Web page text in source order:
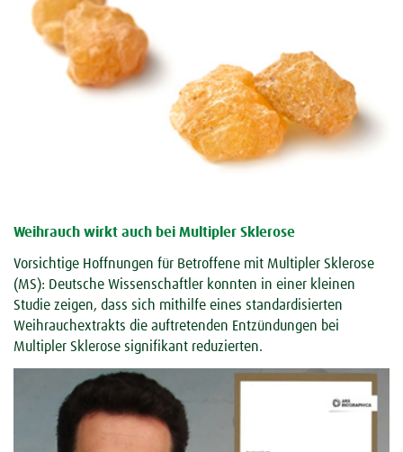
Weihrauch wirkt auch bei Multipler Sklerose
Vorsichtige Hoffnungen für Betroffene mit Multipler Sklerose
(MS): Deutsche Wissenschaftler konnten in einer kleinen
Studie zeigen, dass sich mithilfe eines standardisierten
Weihrauchextrakts die auftretenden Entzündungen bei
Multipler Sklerose signifikant reduzierten.